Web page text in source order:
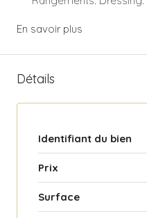
En savoir plus
Détails
Identifiant du bien
Prix
Surface